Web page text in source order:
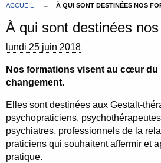
ACCUEIL À QUI SONT DESTINÉES NOS
À qui sont destinées
lundi 25 juin 2018
Nos formations visent au cœur du
changement.
Elles sont destinées aux Gestalt-
psychopraticiens,
psychiatres, professionnels de la
praticiens qui souhaitent affermir et
pratique.